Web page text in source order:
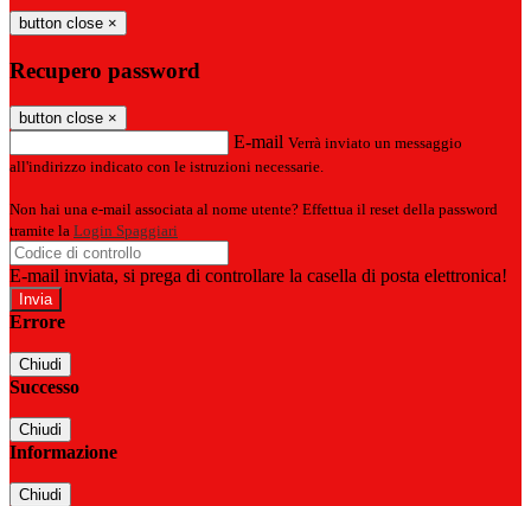
button close ×
Recupero password
button close ×
E-mail Verrà inviato un messaggio
all'indirizzo indicato con le istruzioni necessarie.
Non hai una e-mail associata al nome utente? Effettua il reset della password
tramite la Login Spaggiari
E-mail inviata, si prega di controllare la casella di posta elettronica!
Errore
Chiudi
Successo
Chiudi
Informazione
Chiudi